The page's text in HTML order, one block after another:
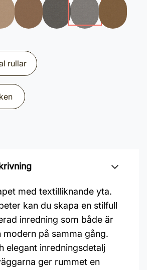
rullar
med textilliknande yta.
kan du skapa en stilfull
inredning som både är
modern på samma gång.
elegant inredningsdetalj
ger rummet en